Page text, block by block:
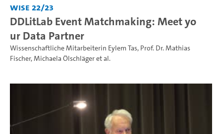
WiSe 22/23
DDLitLab Event Matchmaking: Meet yo
ur Data Partner
Wissenschaftliche Mitarbeiterin Eylem Tas, Prof. Dr. Mathias
Fischer,Michaela Ölschlägeret al.